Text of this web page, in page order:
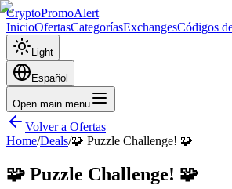
CryptoPromoAlert
InicioOfertasCategoríasExchangesCódigos
Light
Español
Open main menu
Volver a Ofertas
Home/Deals/🧩 Puzzle Challenge! 🧩
🧩 Puzzle Challenge! 🧩